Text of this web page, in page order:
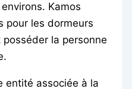
environs. Kamos
pour les dormeurs
posséder la personne
entité associée à la